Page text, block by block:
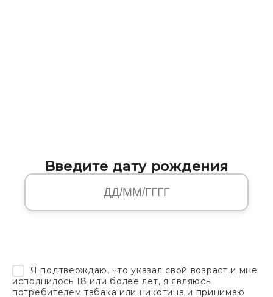
Введите дату рождения
Я подтверждаю, что указал свой возраст и мне
исполнилось 18 или более лет, я являюсь
потребителем табака или никотина и принимаю